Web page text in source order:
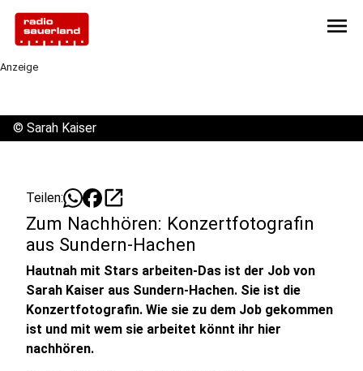
menu
Anzeige
© Sarah Kaiser
Teilen: open_in_new
Zum Nachhören: Konzertfotografin
aus Sundern-Hachen
Hautnah mit Stars arbeiten-Das ist der Job von
Sarah Kaiser aus Sundern-Hachen. Sie ist die
Konzertfotografin. Wie sie zu dem Job gekommen
ist und mit wem sie arbeitet könnt ihr hier
nachhören.